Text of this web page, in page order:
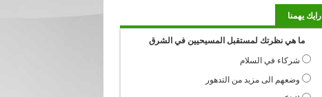
رايك يهمنا
ما هي نظرتك لمستقبل المسيحيين في الشرق
شركاء في السلام
وضعهم الى مزيد من التدهور